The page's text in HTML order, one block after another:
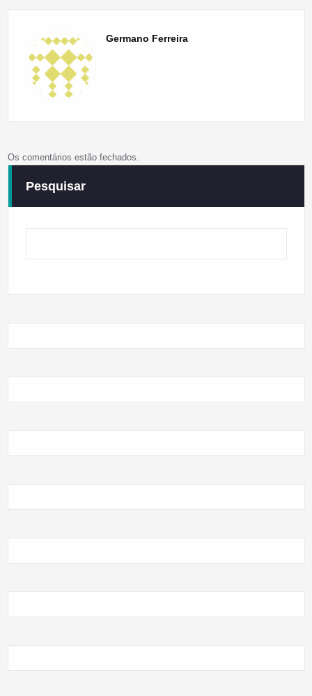
Germano Ferreira
Os comentários estão fechados.
Pesquisar